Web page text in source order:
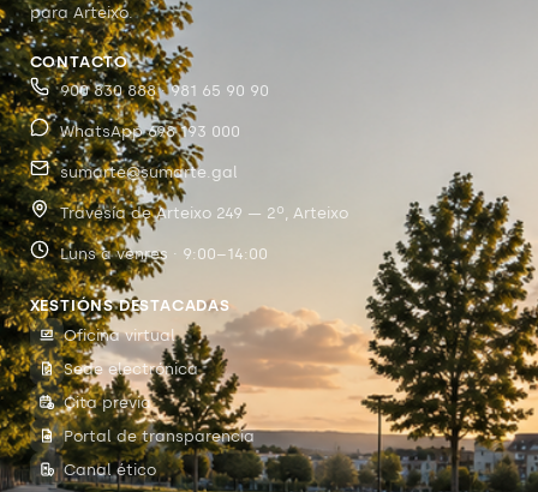
para Arteixo.
CONTACTO
900 830 888 · 981 65 90 90
WhatsApp 698 193 000
sumarte@sumarte.gal
Travesía de Arteixo 249 — 2º, Arteixo
Luns a venres · 9:00–14:00
XESTIÓNS DESTACADAS
Oficina virtual
Sede electrónica
Cita previa
Portal de transparencia
Canal ético